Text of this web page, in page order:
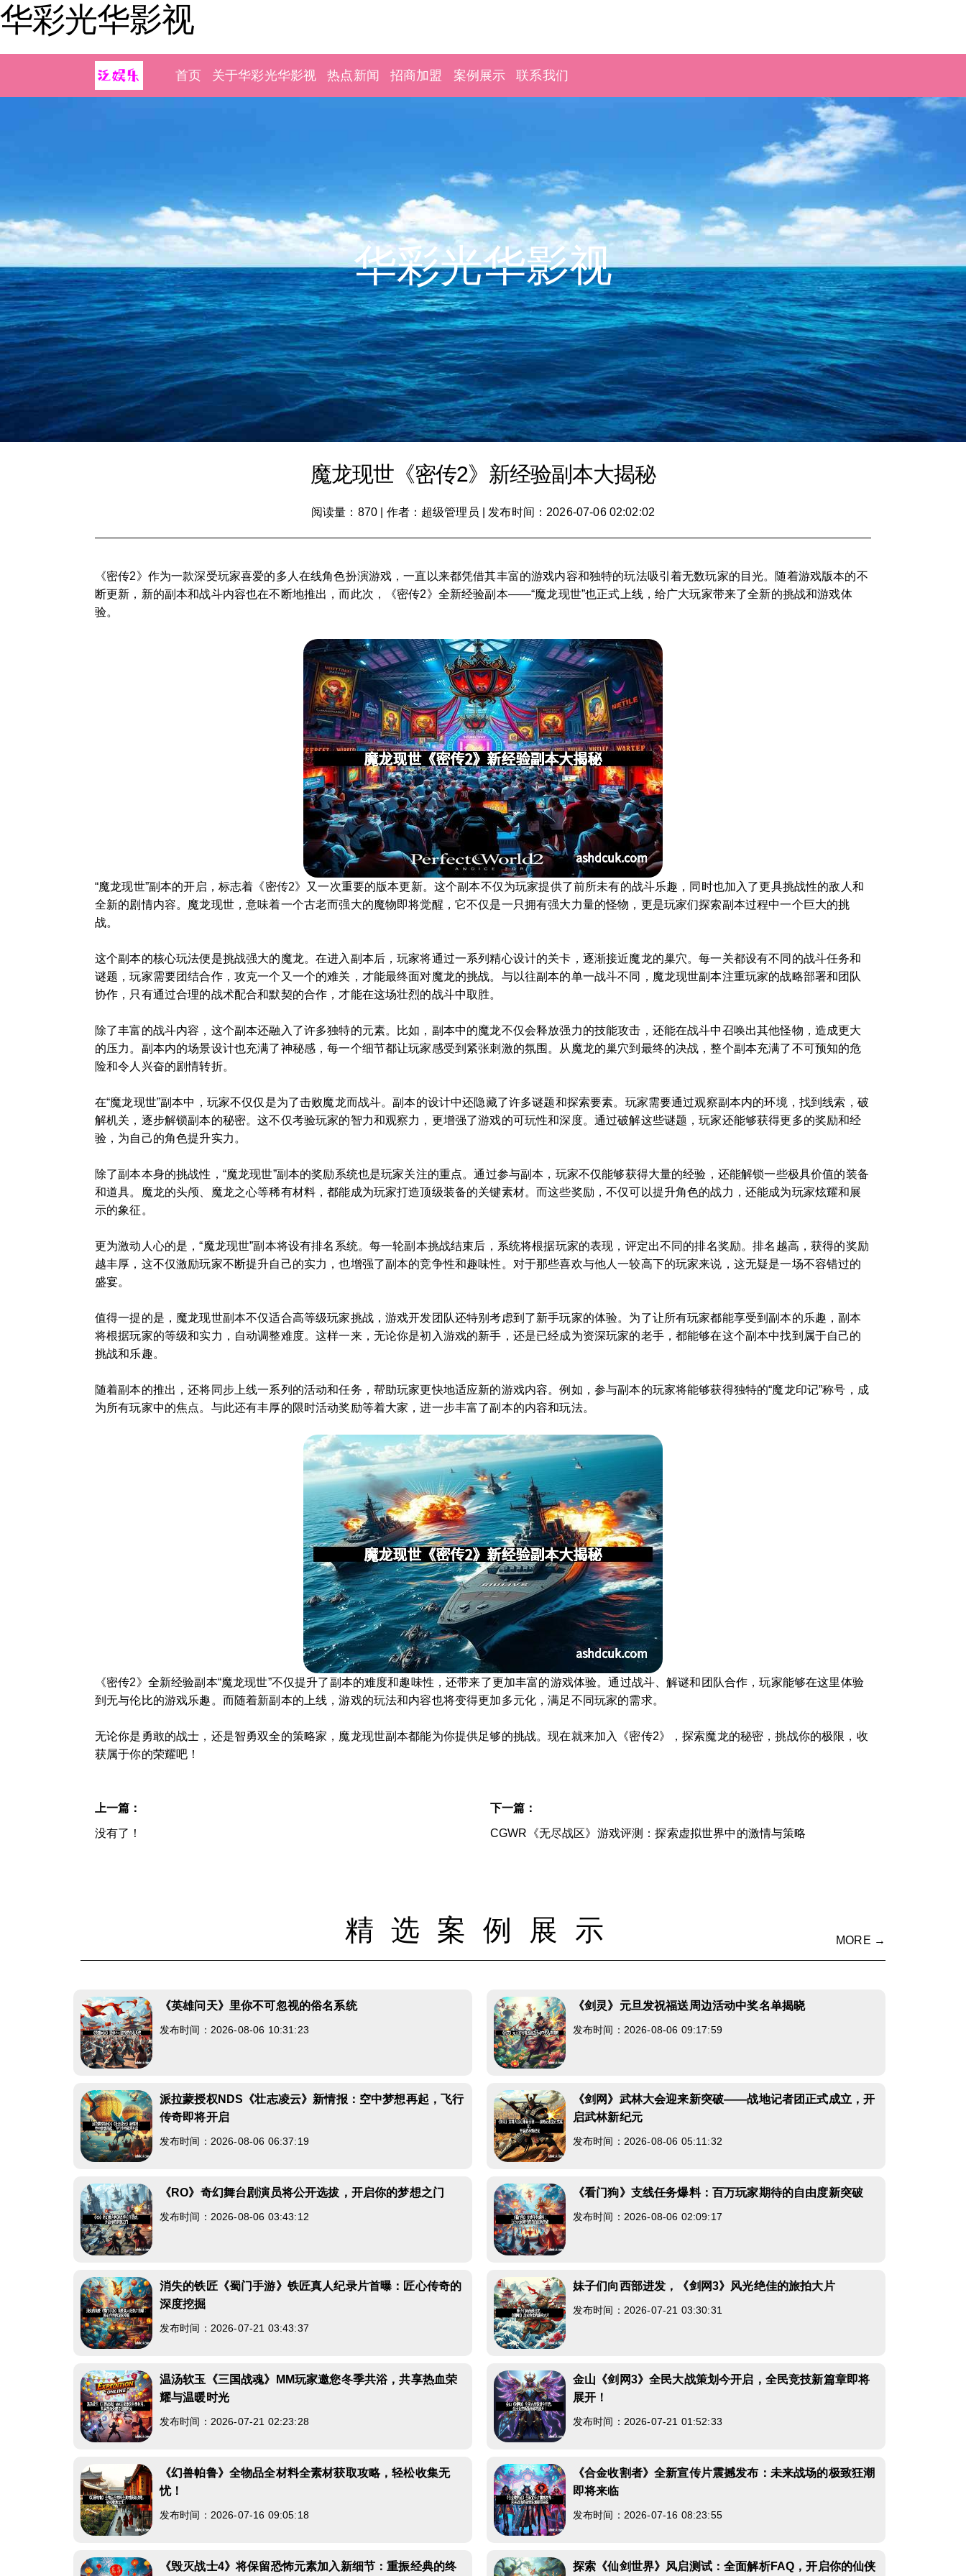
华彩光华影视
首页 关于华彩光华影视 热点新闻 招商加盟 案例展示 联系我们
华彩光华影视
魔龙现世《密传2》新经验副本大揭秘
阅读量：870 作者：超级管理员 发布时间：2026-07-06 02:02:02
《密传2》作为一款深受玩家喜爱的多人在线角色扮演游戏，一直以来都凭借其丰富的游戏内容和独特的玩法吸引着无数玩家的目光。随着游戏版本的不
断更新，新的副本和战斗内容也在不断地推出，而此次，《密传2》全新经验副本——“魔龙现世”也正式上线，给广大玩家带来了全新的挑战和游戏体
验。
“魔龙现世”副本的开启，标志着《密传2》又一次重要的版本更新。这个副本不仅为玩家提供了前所未有的战斗乐趣，同时也加入了更具挑战性的敌人和
全新的剧情内容。魔龙现世，意味着一个古老而强大的魔物即将觉醒，它不仅是一只拥有强大力量的怪物，更是玩家们探索副本过程中一个巨大的挑
战。
这个副本的核心玩法便是挑战强大的魔龙。在进入副本后，玩家将通过一系列精心设计的关卡，逐渐接近魔龙的巢穴。每一关都设有不同的战斗任务和
谜题，玩家需要团结合作，攻克一个又一个的难关，才能最终面对魔龙的挑战。与以往副本的单一战斗不同，魔龙现世副本注重玩家的战略部署和团队
协作，只有通过合理的战术配合和默契的合作，才能在这场壮烈的战斗中取胜。
除了丰富的战斗内容，这个副本还融入了许多独特的元素。比如，副本中的魔龙不仅会释放强力的技能攻击，还能在战斗中召唤出其他怪物，造成更大
的压力。副本内的场景设计也充满了神秘感，每一个细节都让玩家感受到紧张刺激的氛围。从魔龙的巢穴到最终的决战，整个副本充满了不可预知的危
险和令人兴奋的剧情转折。
在“魔龙现世”副本中，玩家不仅仅是为了击败魔龙而战斗。副本的设计中还隐藏了许多谜题和探索要素。玩家需要通过观察副本内的环境，找到线索，破
解机关，逐步解锁副本的秘密。这不仅考验玩家的智力和观察力，更增强了游戏的可玩性和深度。通过破解这些谜题，玩家还能够获得更多的奖励和经
验，为自己的角色提升实力。
除了副本本身的挑战性，“魔龙现世”副本的奖励系统也是玩家关注的重点。通过参与副本，玩家不仅能够获得大量的经验，还能解锁一些极具价值的装备
和道具。魔龙的头颅、魔龙之心等稀有材料，都能成为玩家打造顶级装备的关键素材。而这些奖励，不仅可以提升角色的战力，还能成为玩家炫耀和展
示的象征。
更为激动人心的是，“魔龙现世”副本将设有排名系统。每一轮副本挑战结束后，系统将根据玩家的表现，评定出不同的排名奖励。排名越高，获得的奖励
越丰厚，这不仅激励玩家不断提升自己的实力，也增强了副本的竞争性和趣味性。对于那些喜欢与他人一较高下的玩家来说，这无疑是一场不容错过的
盛宴。
值得一提的是，魔龙现世副本不仅适合高等级玩家挑战，游戏开发团队还特别考虑到了新手玩家的体验。为了让所有玩家都能享受到副本的乐趣，副本
将根据玩家的等级和实力，自动调整难度。这样一来，无论你是初入游戏的新手，还是已经成为资深玩家的老手，都能够在这个副本中找到属于自己的
挑战和乐趣。
随着副本的推出，还将同步上线一系列的活动和任务，帮助玩家更快地适应新的游戏内容。例如，参与副本的玩家将能够获得独特的“魔龙印记”称号，成
为所有玩家中的焦点。与此还有丰厚的限时活动奖励等着大家，进一步丰富了副本的内容和玩法。
《密传2》全新经验副本“魔龙现世”不仅提升了副本的难度和趣味性，还带来了更加丰富的游戏体验。通过战斗、解谜和团队合作，玩家能够在这里体验
到无与伦比的游戏乐趣。而随着新副本的上线，游戏的玩法和内容也将变得更加多元化，满足不同玩家的需求。
无论你是勇敢的战士，还是智勇双全的策略家，魔龙现世副本都能为你提供足够的挑战。现在就来加入《密传2》，探索魔龙的秘密，挑战你的极限，收
获属于你的荣耀吧！
上一篇：
没有了！
下一篇：
CGWR《无尽战区》游戏评测：探索虚拟世界中的激情与策略
精选案例展示 MORE →
《英雄问天》里你不可忽视的俗名系统
发布时间：2026-08-06 10:31:23
《剑灵》元旦发祝福送周边活动中奖名单揭晓
发布时间：2026-08-06 09:17:59
派拉蒙授权NDS《壮志凌云》新情报：空中梦想再起，飞行
传奇即将开启
发布时间：2026-08-06 06:37:19
《剑网》武林大会迎来新突破——战地记者团正式成立，开
启武林新纪元
发布时间：2026-08-06 05:11:32
《RO》奇幻舞台剧演员将公开选拔，开启你的梦想之门
发布时间：2026-08-06 03:43:12
《看门狗》支线任务爆料：百万玩家期待的自由度新突破
发布时间：2026-08-06 02:09:17
消失的铁匠《蜀门手游》铁匠真人纪录片首曝：匠心传奇的
深度挖掘
发布时间：2026-07-21 03:43:37
妹子们向西部进发，《剑网3》风光绝佳的旅拍大片
发布时间：2026-07-21 03:30:31
温汤软玉《三国战魂》MM玩家邀您冬季共浴，共享热血荣
耀与温暖时光
发布时间：2026-07-21 02:23:28
金山《剑网3》全民大战策划今开启，全民竞技新篇章即将
展开！
发布时间：2026-07-21 01:52:33
《幻兽帕鲁》全物品全材料全素材获取攻略，轻松收集无
忧！
发布时间：2026-07-16 09:05:18
《合金收割者》全新宣传片震撼发布：未来战场的极致狂潮
即将来临
发布时间：2026-07-16 08:23:55
《毁灭战士4》将保留恐怖元素加入新细节：重振经典的终 探索《仙剑世界》风启测试：全面解析FAQ，开启你的仙侠